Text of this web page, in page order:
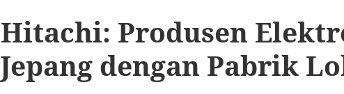
Hitachi: Produsen
Jepang dengan Pabrik